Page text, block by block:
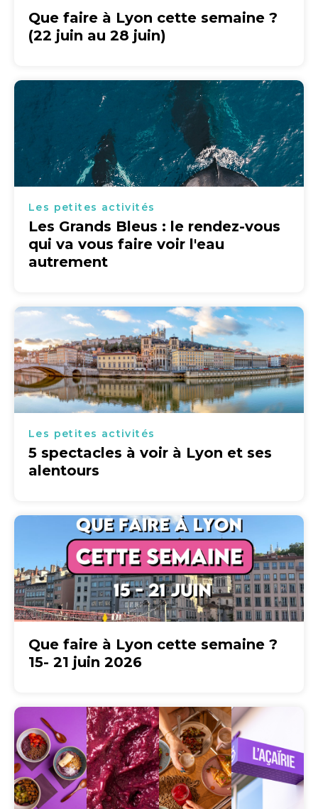
Que faire à Lyon cette semaine ?
(22 juin au 28 juin)
Les petites activités
Les Grands Bleus : le rendez-vous
qui va vous faire voir l'eau
autrement
Les petites activités
5 spectacles à voir à Lyon et ses
alentours
Que faire à Lyon cette semaine ?
15- 21 juin 2026